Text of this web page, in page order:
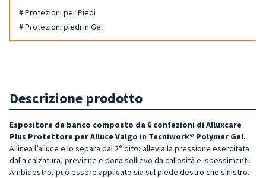
# Protezioni per Piedi
# Protezioni piedi in Gel
Descrizione prodotto
Espositore da banco composto da 6 confezioni di Alluxcare
Plus Protettore per Alluce Valgo in Tecniwork® Polymer Gel.
Allinea l’alluce e lo separa dal 2° dito; allevia la pressione esercitata
dalla calzatura, previene e dona sollievo da callosità e ispessimenti.
Ambidestro, può essere applicato sia sul piede destro che sinistro.